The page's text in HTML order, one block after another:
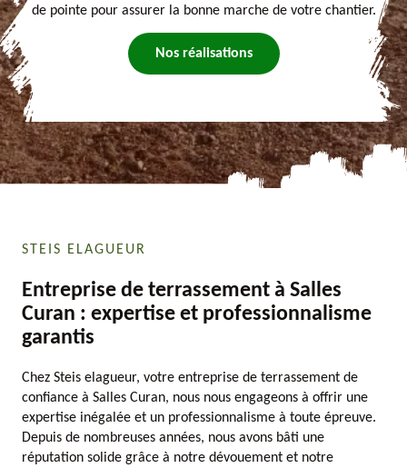
de pointe pour assurer la bonne marche de votre chantier.
Nos réalisations
STEIS ELAGUEUR
Entreprise de terrassement à Salles
Curan : expertise et professionnalisme
garantis
Chez Steis elagueur, votre entreprise de terrassement de
confiance à Salles Curan, nous nous engageons à offrir une
expertise inégalée et un professionnalisme à toute épreuve.
Depuis de nombreuses années, nous avons bâti une
réputation solide grâce à notre dévouement et notre